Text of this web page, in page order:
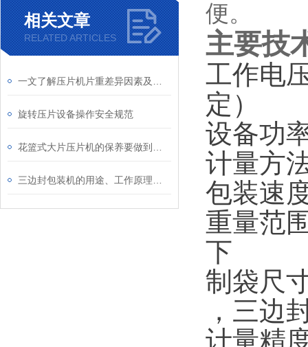
相关文章
RELATED ARTICLES
旋转压片设备操作安全规范
便。
主要技
工作电
定）
设备功
计量方
包装速
重量范
下
制袋尺
，三边
计量精